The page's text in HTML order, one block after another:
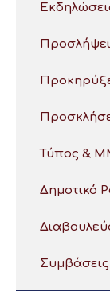
Τύπος &
Δημοτικό